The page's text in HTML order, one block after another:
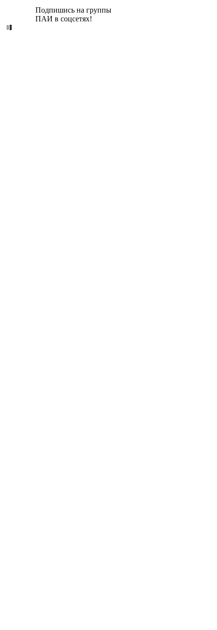
Подпишись на группы
ПАИ в соцсетях!